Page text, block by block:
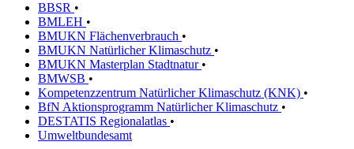
BBSR •
BMLEH •
BMUKN Flächenverbrauch •
BMUKN Natürlicher Klimaschutz •
BMUKN Masterplan Stadtnatur •
BMWSB •
Kompetenzzentrum Natürlicher Klimaschutz (KNK) •
BfN Aktionsprogramm Natürlicher Klimaschutz •
DESTATIS Regionalatlas •
Umweltbundesamt